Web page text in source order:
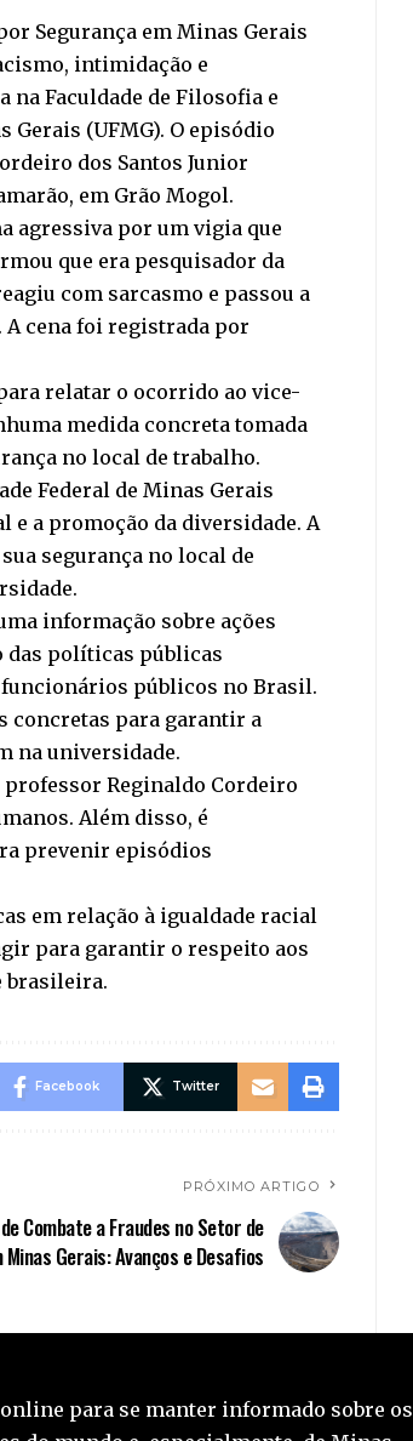
Segurança em Minas Gerais
intimidação e
na Faculdade de Filosofia e
Gerais (UFMG). O episódio
dos Santos Junior
em Grão Mogol.
agressiva por um vigia que
que era pesquisador da
com sarcasmo e passou a
cena foi registrada por
relatar o ocorrido ao vice-
medida concreta tomada
no local de trabalho.
Federal de Minas Gerais
e a promoção da diversidade. A
segurança no local de
informação sobre ações
das políticas públicas
funcionários públicos no Brasil.
concretas para garantir a
na universidade.
professor Reginaldo Cordeiro
Além disso, é
prevenir episódios
em relação à igualdade racial
para garantir o respeito aos
brasileira.
Facebook Twitter
PRÓXIMO ARTIGO
Combate a Fraudes no Setor de
Gerais: Avanços e Desafios
para se manter informado sobre os